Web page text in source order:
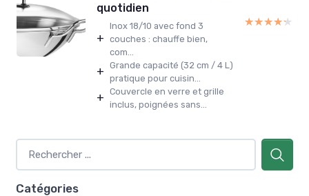
quotidien
+
Inox 18/10 avec fond 3
couches : chauffe bien,
com...
+ Grande capacité (32 cm / 4 L)
pratique pour cuisin...
+ Couvercle en verre et grille
inclus, poignées sans...
★★★★★
★★★★★
Catégories